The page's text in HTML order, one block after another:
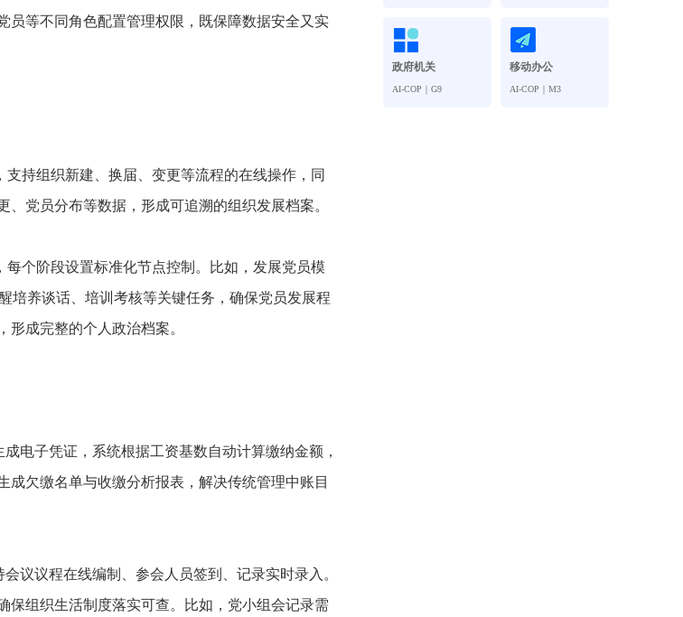
政府机关
AI-COP｜G9
移动办公
AI-COP｜M3
员等不同角色配置管理权限，既保障数据安全又实
持组织新建、换届、变更等流程的在线操作，同
党员分布等数据，形成可追溯的组织发展档案。
个阶段设置标准化节点控制。比如，发展党员模
培养谈话、培训考核等关键任务，确保党员发展程
成完整的个人政治档案。
电子凭证，系统根据工资基数自动计算缴纳金额，
欠缴名单与收缴分析报表，解决传统管理中账目
议议程在线编制、参会人员签到、记录实时录入。
保组织生活制度落实可查。比如，党小组会记录需